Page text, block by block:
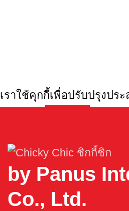
by Panus
Co., Ltd.
เราใช้คุกกี้เพื่อปรับปรุงปร